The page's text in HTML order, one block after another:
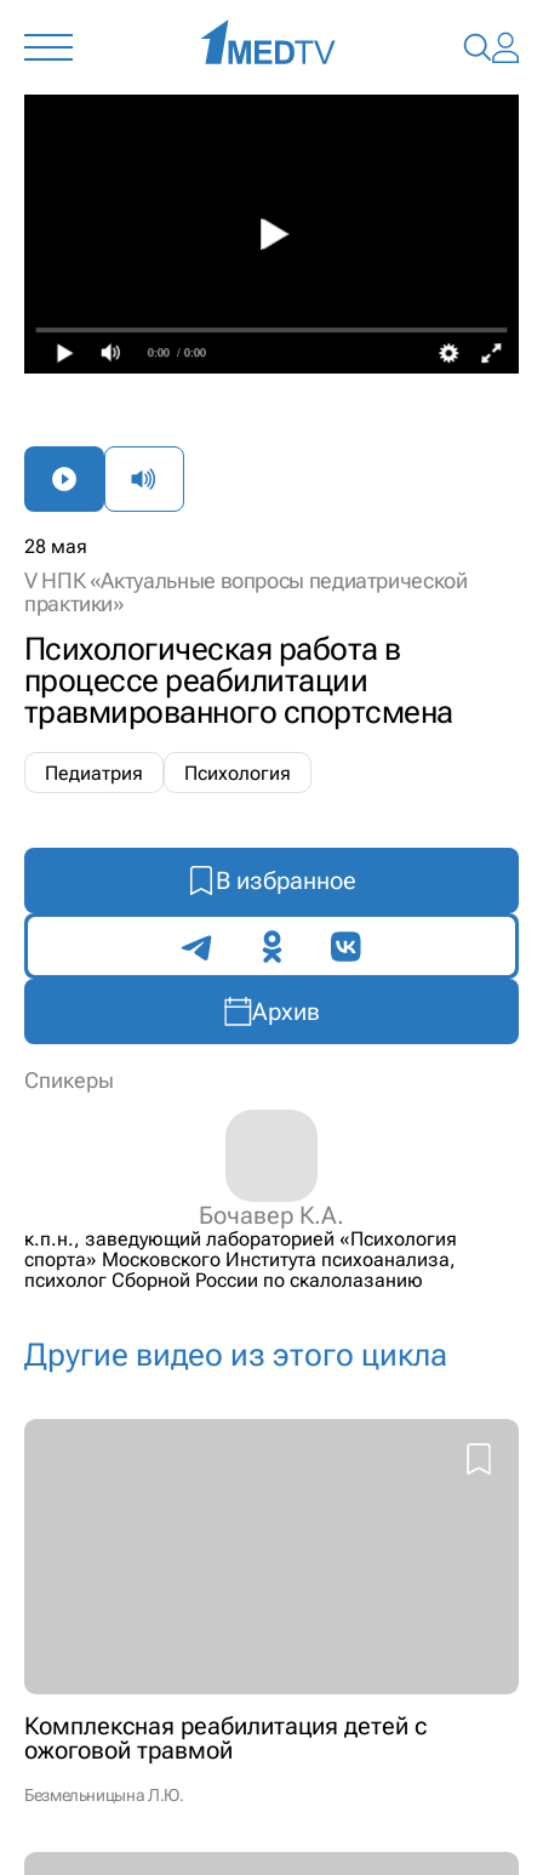
0:00 / 0:00
28 мая
V НПК «Актуальные вопросы педиатрической
практики»
Психологическая работа в
процессе реабилитации
травмированного спортсмена
Педиатрия Психология
В избранное
Поделиться
Архив
Спикеры
Бочавер К.А.
к.п.н., заведующий лабораторией «Психология
спорта» Московского Института психоанализа,
психолог Сборной России по скалолазанию
Другие видео из этого цикла
Комплексная реабилитация детей с
ожоговой травмой
Безмельницына Л.Ю.